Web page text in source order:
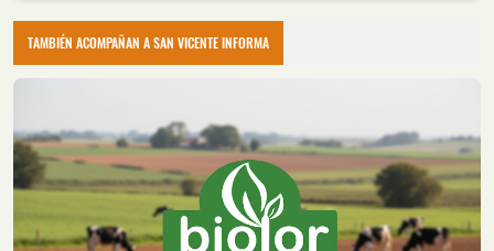
amplio prontuario durante un all...
📅 4 ago 2026
La Policía de Misiones recuperó una hidrolavadora y
una motoguadaña que habían s...
Montecarlo: Controlaron un Principio de Incendio en
un Camión sobre la Ruta Nacional 12
TAMBIÉN ACOMPAÑAN A SAN VICENTE INFORMA